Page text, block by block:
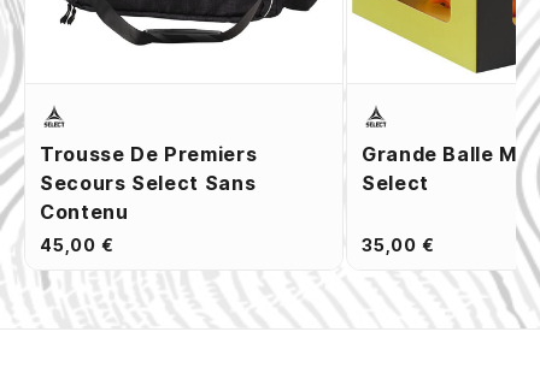
Trousse De Premiers
Secours Select Sans
Contenu
45,00 €
Grande Balle
Select
35,00 €